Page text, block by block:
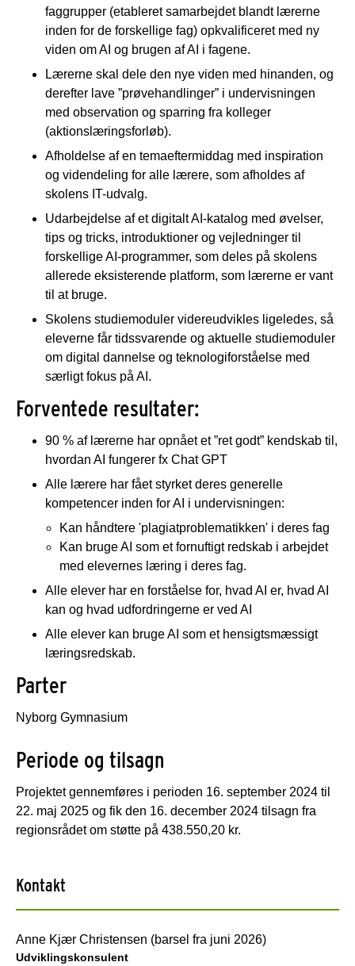
faggrupper (etableret samarbejdet blandt lærerne
inden for de forskellige fag) opkvalificeret med ny
viden om AI og brugen af AI i fagene.
Lærerne skal dele den nye viden med hinanden, og
derefter lave ”prøvehandlinger” i undervisningen
med observation og sparring fra kolleger
(aktionslæringsforløb).
Afholdelse af en temaeftermiddag med inspiration
og videndeling for alle lærere, som afholdes af
skolens IT-udvalg.
Udarbejdelse af et digitalt AI-katalog med øvelser,
tips og tricks, introduktioner og vejledninger til
forskellige AI-programmer, som deles på skolens
allerede eksisterende platform, som lærerne er vant
til at bruge.
Skolens studiemoduler videreudvikles ligeledes, så
eleverne får tidssvarende og aktuelle studiemoduler
om digital dannelse og teknologiforståelse med
særligt fokus på AI.
Forventede resultater:
90 % af lærerne har opnået et ”ret godt” kendskab til,
hvordan AI fungerer fx Chat GPT
Alle lærere har fået styrket deres generelle
kompetencer inden for AI i undervisningen:
Kan håndtere 'plagiatproblematikken' i deres fag
Kan bruge AI som et fornuftigt redskab i arbejdet
med elevernes læring i deres fag.
Alle elever har en forståelse for, hvad AI er, hvad AI
kan og hvad udfordringerne er ved AI
Alle elever kan bruge AI som et hensigtsmæssigt
læringsredskab.
Parter
Nyborg Gymnasium
Periode og tilsagn
Projektet gennemføres i perioden 16. september 2024 til
22. maj 2025 og fik den 16. december 2024 tilsagn fra
regionsrådet om støtte på 438.550,20 kr.
Kontakt
Anne Kjær Christensen (barsel fra juni 2026)
Udviklingskonsulent